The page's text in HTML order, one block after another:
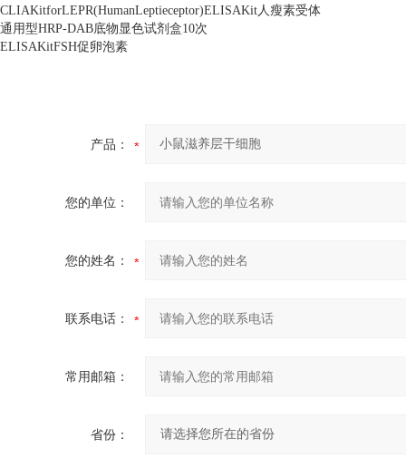
CLIAKitforLEPR(HumanLeptieceptor)ELISAKit人瘦素受体
通用型HRP-DAB底物显色试剂盒10次
ELISAKitFSH促卵泡素
产品：
您的单位：
您的姓名：
联系电话：
常用邮箱：
省份：